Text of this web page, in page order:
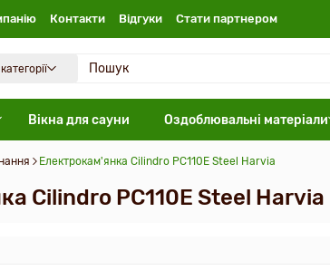
Контакти Відгуки Стати партнером
Вікна для сауни Оздоблювальні матеріали
Електрокам'янка Cilindro PC110E Steel Harvia
Cilindro PC110E Steel Harvia